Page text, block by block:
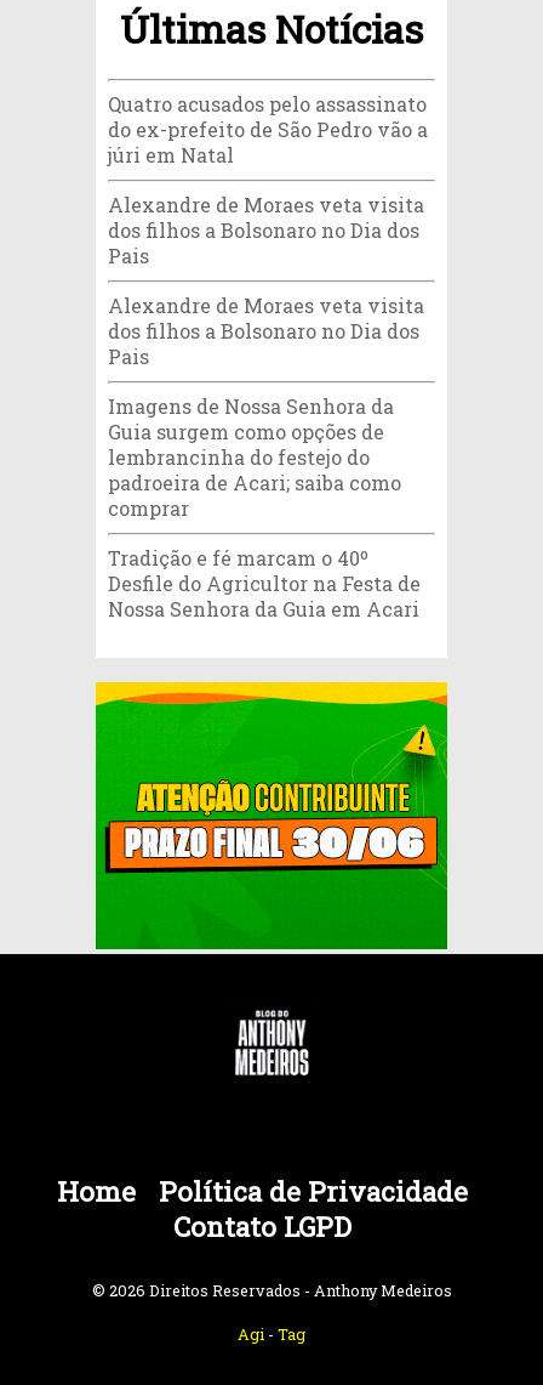
Últimas Notícias
Quatro acusados pelo assassinato
do ex-prefeito de São Pedro vão a
júri em Natal
Alexandre de Moraes veta visita
dos filhos a Bolsonaro no Dia dos
Pais
Alexandre de Moraes veta visita
dos filhos a Bolsonaro no Dia dos
Pais
Imagens de Nossa Senhora da
Guia surgem como opções de
lembrancinha do festejo do
padroeira de Acari; saiba como
comprar
Tradição e fé marcam o 40º
Desfile do Agricultor na Festa de
Nossa Senhora da Guia em Acari
Home
Política de Privacidade
Contato LGPD
© 2026 Direitos Reservados - Anthony Medeiros
Agi - Tag